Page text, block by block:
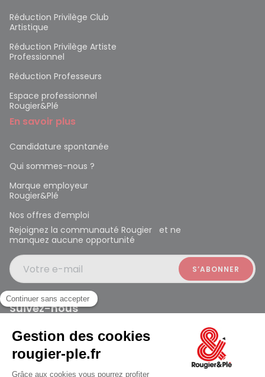
Réduction Privilège Club
Artistique
Réduction Privilège Artiste
Professionnel
Réduction Professeurs
Espace professionnel
Rougier&Plé
En savoir plus
Candidature spontanée
Qui sommes-nous ?
Marque employeur
Rougier&Plé
Nos offres d’emploi
Rejoignez la communauté Rougier et ne
manquez aucune opportunité
Votre e-mail
Suivez-nous
Rougier et Plé 2024 Copyright